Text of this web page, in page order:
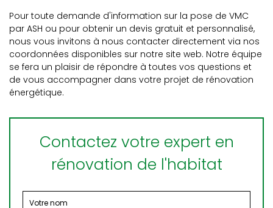
Pour toute demande d'information sur la pose de VMC
par ASH ou pour obtenir un devis gratuit et personnalisé,
nous vous invitons à nous contacter directement via nos
coordonnées disponibles sur notre site web. Notre équipe
se fera un plaisir de répondre à toutes vos questions et
de vous accompagner dans votre projet de rénovation
énergétique.
Contactez votre expert en
rénovation de l'habitat